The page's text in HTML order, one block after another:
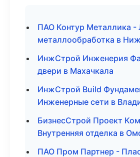
ПАО Контур Металлика -
металлообработка в
ИнжСтрой Инженерия
двери в Махачкала
ИнжСтрой Build
Инженерные сети в
БизнесСтрой Проект
Внутренняя отделка в
ПАО Пром Партнер -